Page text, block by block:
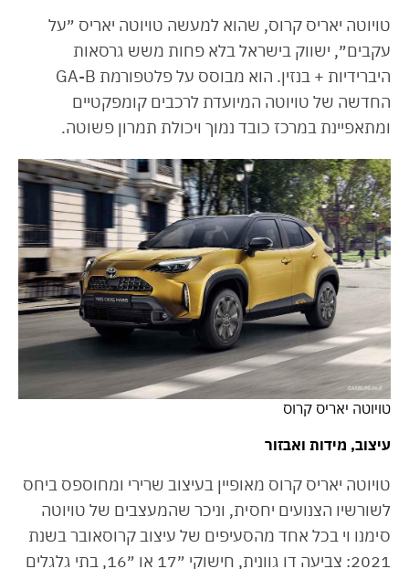
טויוטה יאריס קרוס, שהוא למעשה טויוטה יאריס ״על
עקבים״, ישווק בישראל בלא פחות משש גרסאות
היברידיות + בנזין. הוא מבוסס על פלטפורמת GA-B
החדשה של טויוטה המיועדת לרכבים קומפקטיים
ומתאפיינת במרכז כובד נמוך ויכולת תמרון פשוטה.
טויוטה יאריס קרוס
עיצוב, מידות ואבזור
טויוטה יאריס קרוס מאופיין בעיצוב שרירי ומחוספס ביחס
לשורשיו הצנועים יחסית, וניכר שהמעצבים של טויוטה
סימנו וי בכל אחד מהסעיפים של עיצוב קרוסאובר בשנת
2021: צביעה דו גוונית, חישוקי ״17 או ״16, בתי גלגלים